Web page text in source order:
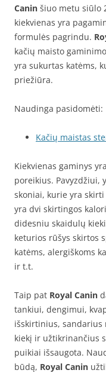
Canin šiuo metu siūlo
kiekvienas yra
formulės pagrindu.
kačių maisto
yra sukurtas katėms,
priežiūra.
Naudinga pasidomėti:
Kačių maistas
Kiekvienas gaminys
poreikius.
skoniai, kurie yra
yra dvi skirtingos
didesniu skaidulų
keturios rūšys skirtos
katėms, alergiškoms
ir t.t.
Taip pat Royal Canin
tankiui, dengimui,
išskirtinius, sandarius
kiekį ir užtikrinančius
puikiai išsaugota.
būdą, Royal Canin